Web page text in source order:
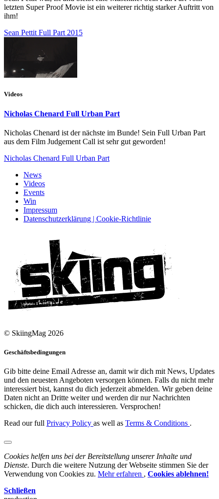
letzten Super Proof Movie ist ein weiterer richtig starker Auftritt von
ihm!
Sean Pettit Full Part 2015
Videos
Nicholas Chenard Full Urban Part
Nicholas Chenard ist der nächste im Bunde! Sein Full Urban Part
aus dem Film Judgement Call ist sehr gut geworden!
Nicholas Chenard Full Urban Part
News
Videos
Events
Win
Impressum
Datenschutzerklärung | Cookie-Richtlinie
© SkiingMag 2026
Geschäftsbedingungen
Gib bitte deine Email Adresse an, damit wir dich mit News, Updates
und den neuesten Angeboten versorgen können. Falls du nicht mehr
interessiert bist, kannst du dich jederzeit abmelden. Wir geben deine
Daten nicht an Dritte weiter und werden dir nur Nachrichten
schicken, die dich auch interessieren. Versprochen!
Read our full Privacy Policy as well as Terms & Conditions .
Cookies helfen uns bei der Bereitstellung unserer Inhalte und
Dienste. Durch die weitere Nutzung der Webseite stimmen Sie der
Verwendung von Cookies zu. Mehr erfahren , Cookies ablehnen!
Schließen